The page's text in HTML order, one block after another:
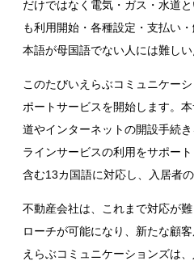
だけではなく電気・ガス・水道
も利用開始・各種設定・支払い
本語が母国語でない人には難しい
このたびいえらぶコミュニケー
ポートサービスを開始します。
道やインターネットの開設手続
ラインサービスの利用をサポー
含む13カ国語に対応し、入居者
不動産会社は、これまで対応が
ローチが可能になり、新たな顧
えらぶコミュニケーションズは